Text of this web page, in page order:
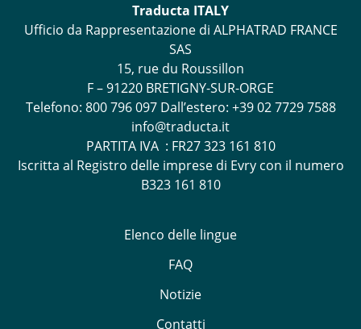
Traducta ITALY
Ufficio da Rappresentazione di ALPHATRAD FRANCE
SAS
15, rue du Roussillon
F – 91220 BRETIGNY-SUR-ORGE
Telefono: 800 796 097Dall’estero: +39 02 7729 7588
info@traducta.it
PARTITA IVA : FR27 323 161 810
Iscritta al Registro delle imprese di Evry con il numero
B323 161 810
Elenco delle lingue
FAQ
Notizie
Contatti